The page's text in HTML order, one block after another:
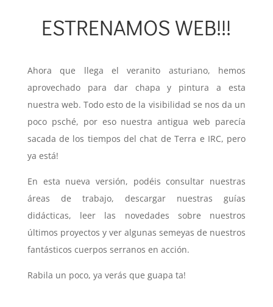
ESTRENAMOS WEB!!!
Ahora que llega el veranito asturiano, hemos
aprovechado para dar chapa y pintura a esta
nuestra web. Todo esto de la visibilidad se nos da un
poco psché, por eso nuestra antigua web parecía
sacada de los tiempos del chat de Terra e IRC, pero
ya está!
En esta nueva versión, podéis consultar nuestras
áreas de trabajo, descargar nuestras guías
didácticas, leer las novedades sobre nuestros
últimos proyectos y ver algunas semeyas de nuestros
fantásticos cuerpos serranos en acción.
Rabila un poco, ya verás que guapa ta!